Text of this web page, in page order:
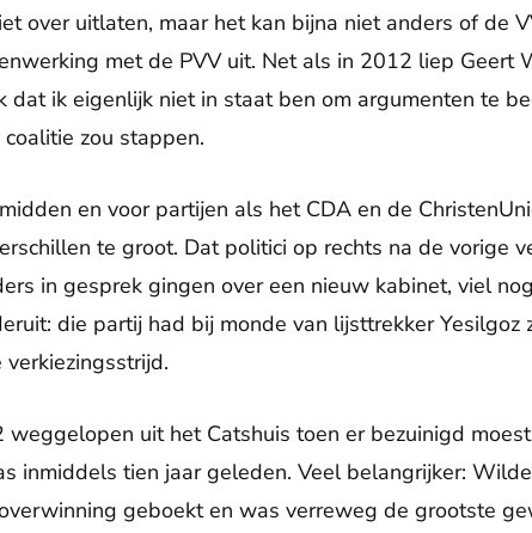
over uitlaten, maar het kan bijna niet anders of de
met de PVV uit. Net als in 2012 liep Geert
dat ik eigenlijk niet in staat ben om argumenten te
zou stappen.
en voor partijen als het CDA en de
te groot. Dat politici op rechts na de vorige
in gesprek gingen over een nieuw kabinet, viel
die partij had bij monde van lijsttrekker Yesilgoz
uit het Catshuis toen er bezuinigd
inmiddels tien jaar geleden. Veel belangrijker:
geboekt en was verreweg de grootste